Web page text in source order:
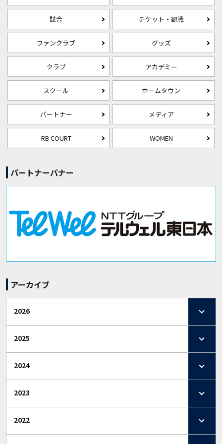
試合 チケット・観戦
ファンクラブ グッズ
クラブ アカデミー
スクール ホームタウン
パートナー メディア
RB COURT WOMEN
パートナーバナー
アーカイブ
2026
2025
2024
2023
2022